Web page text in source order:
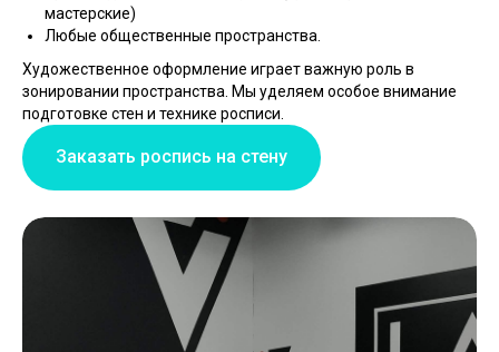
мастерские)
Любые общественные пространства.
Художественное оформление играет важную роль в
зонировании пространства. Мы уделяем особое внимание
подготовке стен и технике росписи.
Заказать роспись на стену